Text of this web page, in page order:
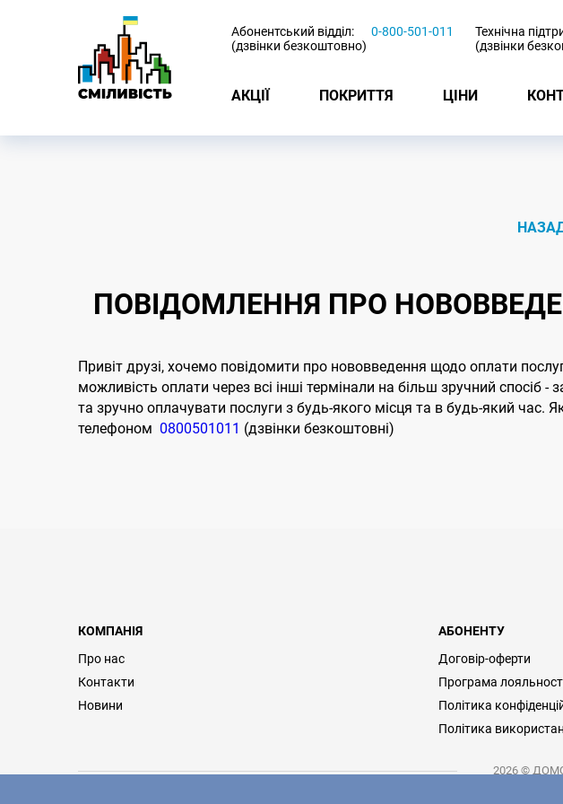
Абонентський відділ:
(дзвінки безкоштовно)
0-800-501-011
Технічна
(дзвінки
АКЦІЇ ПОКРИТТЯ ЦІНИ
ПОВІДОМЛЕННЯ ПРО
Привіт друзі, хочемо повідомити про нововведення щодо оплати
можливість оплати через всі інші термінали на більш зручний спосіб
та зручно оплачувати послуги з будь-якого місця та в будь-який час.
телефоном 0800501011 (дзвінки безкоштовні)
КОМПАНІЯ
Про нас
Контакти
Новини
АБОНЕНТУ
Договір-оферти
Програма лояльності
Політика
Політика
2026 ©